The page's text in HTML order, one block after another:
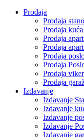
Prodaja
Prodaja
Prodaja
Prodaja
Prodaja
Prodaja
Prodaja
Prodaja
Prodaja
Izdavanje
Izdavanje
Izdavanje
Izdavanje
Izdavanje
Izdavanje